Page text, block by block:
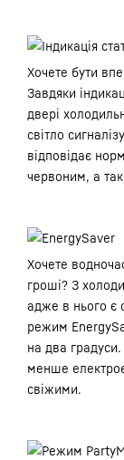
Хочете бути
Завдяки
двері
світло
відповідає
червоним, а
Хочете
гроші? З
адже в нього є
режим
на два
менше
свіжими.